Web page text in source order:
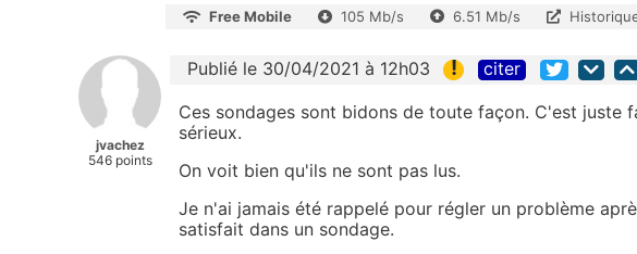
Free Mobile 105 Mb/s 6.51 Mb/s
jvachez
546 points
Publié le 30/04/2021 à 12h03 ! citer
Ces sondages sont bidons de toute façon. C'est juste
sérieux.
On voit bien qu'ils ne sont pas lus.
Je n'ai jamais été rappelé pour régler un problème
satisfait dans un sondage.